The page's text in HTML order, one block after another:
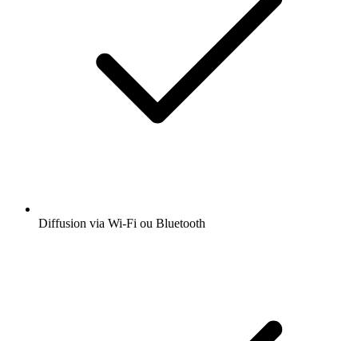
Diffusion via Wi-Fi ou Bluetooth